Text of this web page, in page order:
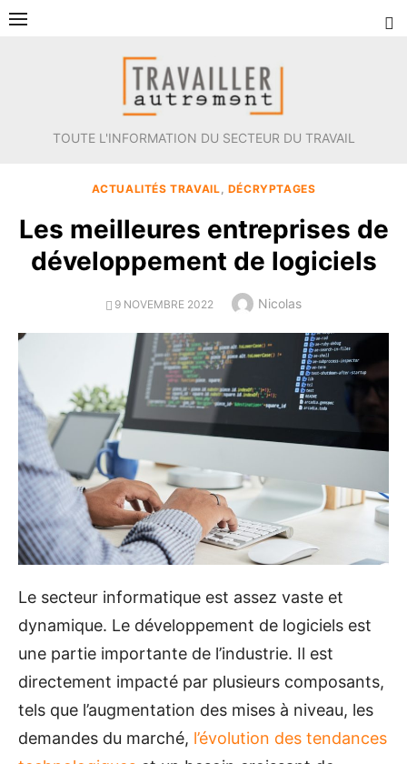
Aller
TOUTE L'INFORMATION DU SECTEUR DU TRAVAIL
ACTUALITÉS TRAVAIL DÉCRYPTAGES
Les meilleures entreprises de
développement de logiciels
POSTED
9 NOVEMBRE 2022 Author
Nicolas
Le secteur informatique est assez vaste et
dynamique. Le développement de logiciels est
une partie importante de l’industrie. Il est
directement impacté par plusieurs composants,
tels que l’augmentation des mises à niveau, les
demandes du marché, l’évolution des tendances